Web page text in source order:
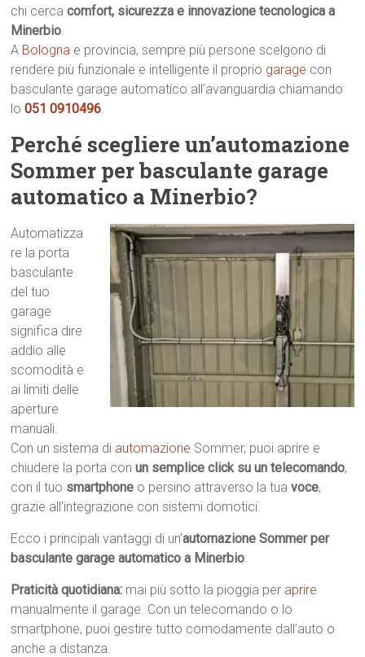
chi cercacomfort, sicurezza e innovazione tecnologica a
Minerbio.
A Bologna e provincia, sempre più persone scelgono di
rendere più funzionale e intelligente il proprio garage con
basculante garage automatico all’avanguardia chiamando
lo051 0910496.
Perché scegliere un’automazione
Sommer per basculante garage
automatico a Minerbio?
Automatizza
re la porta
basculante
del tuo
garage
significa dire
addio alle
scomodità e
ai limiti delle
aperture
manuali.
Con un sistema di automazione Sommer, puoi aprire e
chiudere la porta conun semplice click su un telecomando,
con il tuo smartphone o persino attraverso la tuavoce,
grazie all’integrazione con sistemi domotici.
Ecco i principali vantaggi di un’automazione Sommer per
basculante garage automatico a Minerbio:
Praticità quotidiana: mai più sotto la pioggia per aprire
manualmente il garage. Con un telecomando o lo
smartphone, puoi gestire tutto comodamente dall’auto o
anche a distanza.